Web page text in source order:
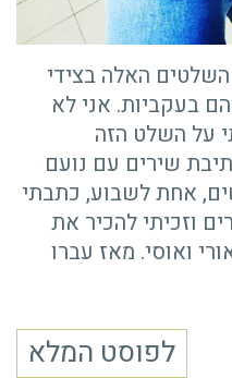
האלה בצידי
בעקביות. אני לא
על השלט הזה
שירים עם נועם
אחת לשבוע, כתבתי
וזכיתי להכיר את
ואוסי. מאז עברו
לפוסט המלא